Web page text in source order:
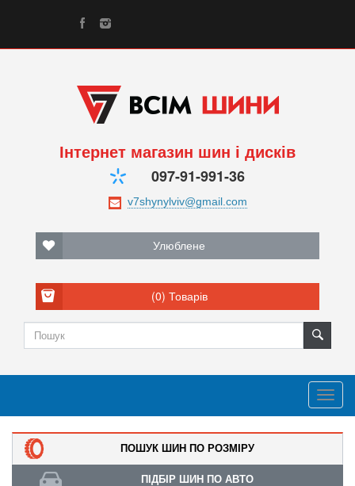
Інтернет магазин шин і дисків
097-91-991-36
Улюблене
(0) Товарів
ПОШУК ШИН ПО РОЗМІРУ
ПІДБІР ШИН ПО АВТО